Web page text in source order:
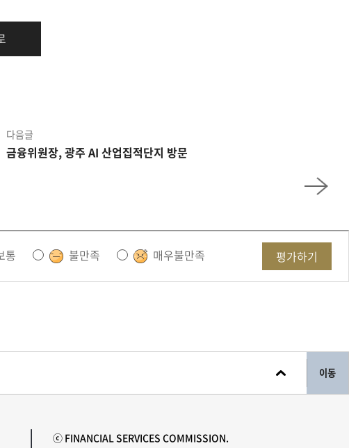
다음글
금융위원장, 광주 AI 산업집적단지 방문
통 불만족 매우불만족 평가하기
이동
ⓒ FINANCIAL SERVICES COMMISSION.